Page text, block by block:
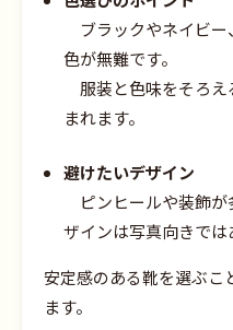
ブラックやネイビー
色が無難です。
服装と色味をそろえ
まれます。
避けたいデザイン
ピンヒールや装飾が
ザインは写真向きでは
安定感のある靴を選ぶこ
ます。